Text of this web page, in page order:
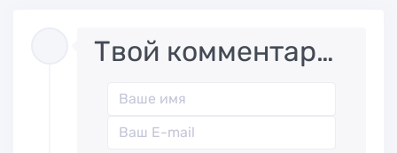
Твой комментарий..